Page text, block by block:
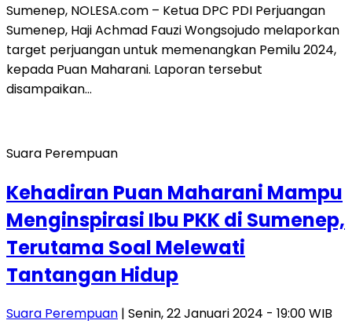
Sumenep, NOLESA.com – Ketua DPC PDI Perjuangan
Sumenep, Haji Achmad Fauzi Wongsojudo melaporkan
target perjuangan untuk memenangkan Pemilu 2024,
kepada Puan Maharani. Laporan tersebut
disampaikan…
Suara Perempuan
Kehadiran Puan Maharani Mampu
Menginspirasi Ibu PKK di Sumenep,
Terutama Soal Melewati
Tantangan Hidup
Suara Perempuan | Senin, 22 Januari 2024 - 19:00 WIB